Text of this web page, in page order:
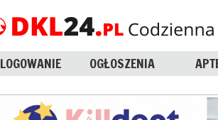
LOGOWANIE OGŁOSZENIA